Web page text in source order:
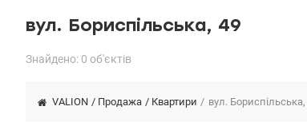
вул. Бориспільська, 49
Знайдено: 0 об'єктів
VALION / Продажа / Квартири / вул.